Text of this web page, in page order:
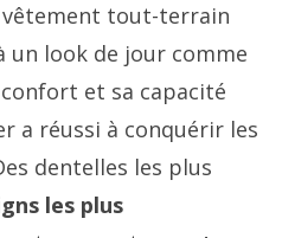
vêtement tout-terrain
un look de jour comme
et sa capacité
a réussi à conquérir les
dentelles les plus
les plus